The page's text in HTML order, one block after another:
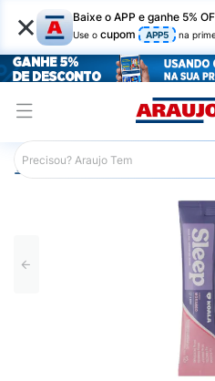
× Baixe o APP e ganhe 5%
Use o cupom APP5 na
Araujo Saúde e Bem Estar